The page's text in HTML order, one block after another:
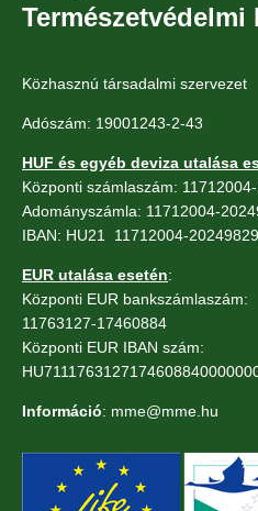
Természetvédelmi
Közhasznú társadalmi szervezet
Adószám: 19001243-2-43
HUF és egyéb deviza utalása
Központi számlaszám:
Adományszámla: 11712004-
IBAN: HU21 11712004-
EUR utalása esetén:
Központi EUR bankszámlaszám:
11763127-17460884
Központi EUR IBAN szám:
Információ: mme@mme.hu